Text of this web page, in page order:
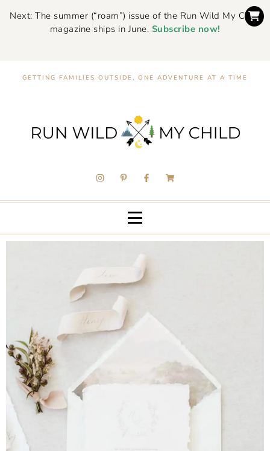
Next: The summer (“roam”) issue of the Run Wild My Child
magazine ships in June. Subscribe now!
GETTING FAMILIES OUTSIDE, ONE ADVENTURE AT A TIME